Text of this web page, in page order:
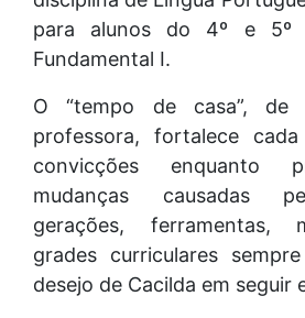
para alunos do 4º e 5º
Fundamental I.
O “tempo de casa”,
professora, fortalece
convicções enquanto
mudanças causadas
gerações, ferramentas,
grades curriculares
desejo de Cacilda em seguir